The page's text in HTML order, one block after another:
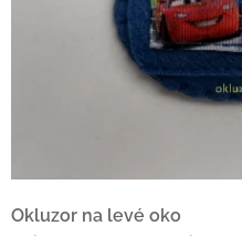
Okluzor na levé oko